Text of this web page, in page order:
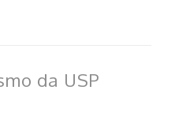
da USP